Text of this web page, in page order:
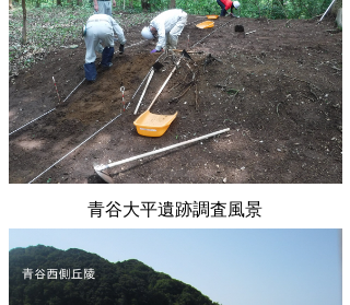
青谷大平遺跡調査風景